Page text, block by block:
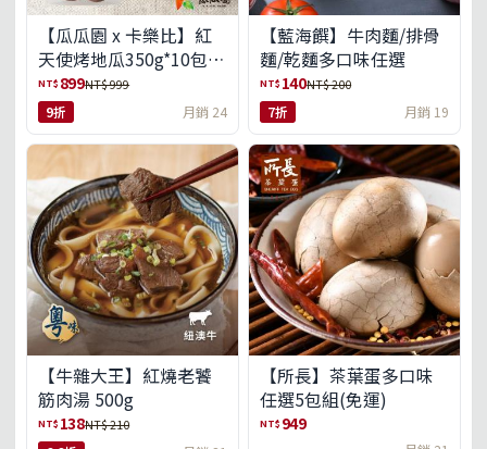
【瓜瓜園 x 卡樂比】紅
天使烤地瓜350g*10包
(免運組)
NT$ 899NT$ 999
9折 月銷 24
【藍海饌】牛肉麵/排骨
麵/乾麵多口味任選
NT$ 140NT$ 200
7折 月銷 19
【牛雜大王】紅燒老饕
筋肉湯 500g
NT$ 138NT$ 210
【所長】茶葉蛋多口味
任選5包組(免運)
NT$ 949